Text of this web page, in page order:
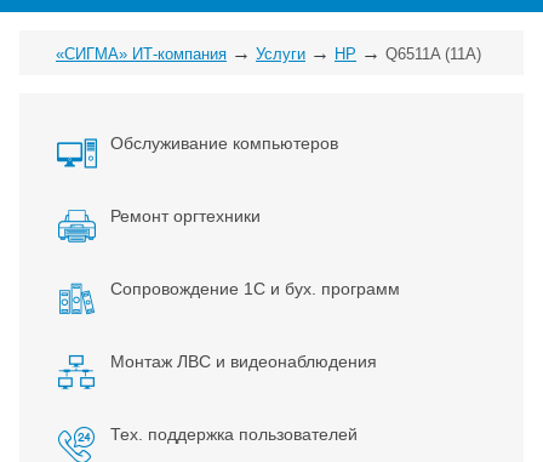
«СИГМА» ИТ-компания → Услуги → HP → Q6511A (11A)
Обслуживание компьютеров
Ремонт оргтехники
Сопровождение 1С и бух. программ
Монтаж ЛВС и видеонаблюдения
Тех. поддержка пользователей